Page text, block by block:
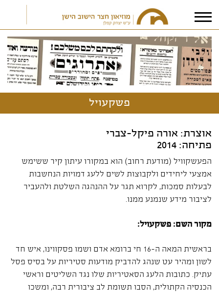
אני מאשר/ת אתתנאי הפרטיות
פשקעויל
אוצרת: אורה פיקל-צברי
פתיחה: 2014
הפעשקוויל (מודעת רחוב) הוא במקורו עיתון קיר ששימש
אמצעי ליחידים ולקבוצות לשים ללעג דמויות הנחשבות
לבעלות סמכות, לקרוא תגר על ההנהגה השלטת ולהעביר
לציבור מידע שנמנע ממנו.
מקור השם: פשקעויל:
בראשית המאה ה-16 חי ברומא אדם ושמו פסקווינו, איש חד
לשון ומהיר עט שנהג להדביק מודעות סטיריות על בסיס פסל
עתיק. כתובות הלעג הסאטיריות שלו נגד השליטים וראשי
הכנסיה הקתולית, הסבו תשומת לב ציבורית רבה, ומשכו